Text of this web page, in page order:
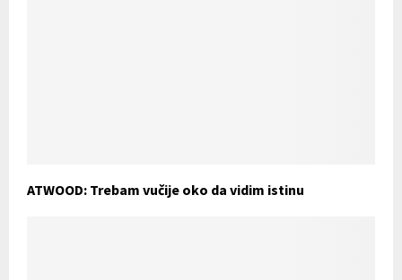
ATWOOD: Trebam vučije oko da vidim istinu